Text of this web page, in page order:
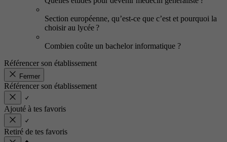
Section européenne, qu’est-ce que c’est et pourquoi la
choisir au lycée ?
Combien coûte un bachelor informatique ?
Référencer son établissement
Fermer
Référencer son établissement
Ajouté à tes favoris
Retiré de tes favoris